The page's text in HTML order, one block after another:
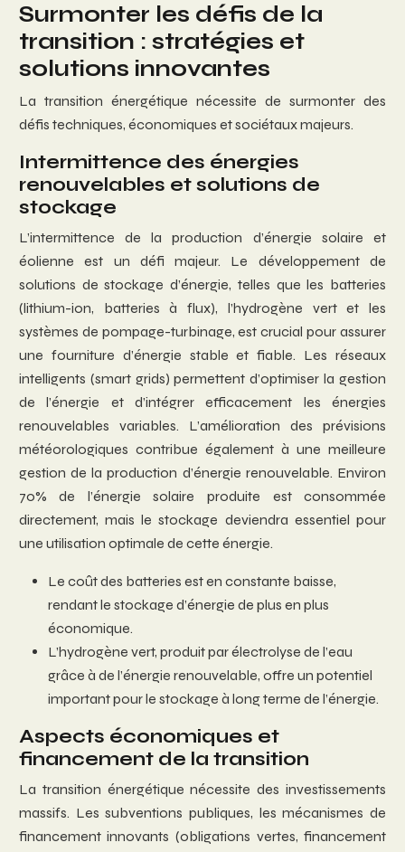
Surmonter les défis de la
transition : stratégies et
solutions innovantes
La transition énergétique nécessite de surmonter des
défis techniques, économiques et sociétaux majeurs.
Intermittence des énergies
renouvelables et solutions de
stockage
L’intermittence de la production d’énergie solaire et
éolienne est un défi majeur. Le développement de
solutions de stockage d’énergie, telles que les batteries
(lithium-ion, batteries à flux), l’hydrogène vert et les
systèmes de pompage-turbinage, est crucial pour assurer
une fourniture d’énergie stable et fiable. Les réseaux
intelligents (smart grids) permettent d’optimiser la gestion
de l’énergie et d’intégrer efficacement les énergies
renouvelables variables. L’amélioration des prévisions
météorologiques contribue également à une meilleure
gestion de la production d’énergie renouvelable. Environ
70% de l’énergie solaire produite est consommée
directement, mais le stockage deviendra essentiel pour
une utilisation optimale de cette énergie.
Le coût des batteries est en constante baisse,
rendant le stockage d’énergie de plus en plus
économique.
L’hydrogène vert, produit par électrolyse de l’eau
grâce à de l’énergie renouvelable, offre un potentiel
important pour le stockage à long terme de l’énergie.
Aspects économiques et
financement de la transition
La transition énergétique nécessite des investissements
massifs. Les subventions publiques, les mécanismes de
financement innovants (obligations vertes, financement